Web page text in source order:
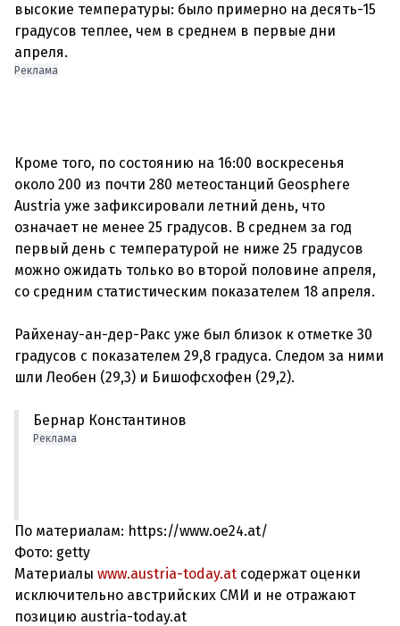
высокие температуры: было примерно на десять-15
градусов теплее, чем в среднем в первые дни
Реклама
Кроме того, по состоянию на 16:00 воскресенья
около 200 из почти 280 метеостанций Geosphere
Austria уже зафиксировали летний день, что
означает не менее 25 градусов. В среднем за год
первый день с температурой не ниже 25 градусов
можно ожидать только во второй половине апреля,
со средним статистическим показателем 18 апреля.
Райхенау-ан-дер-Ракс уже был близок к отметке 30
градусов с показателем 29,8 градуса. Следом за ними
Бернар Константинов
Реклама
По материалам: https://www.oe24.at/
Фото: getty
Материалы www.austria-today.at содержат оценки
исключительно австрийских СМИ и не отражают
позицию austria-today.at